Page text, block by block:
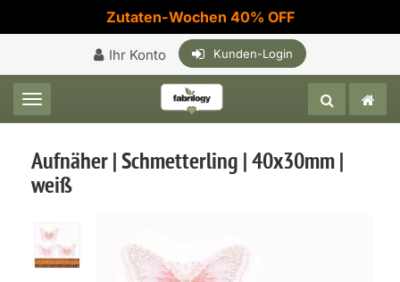
Zutaten-Wochen 40% OFF
Ihr Konto Kunden-Login
Toggle navigation
Aufnäher | Schmetterling | 40x30mm |
weiß